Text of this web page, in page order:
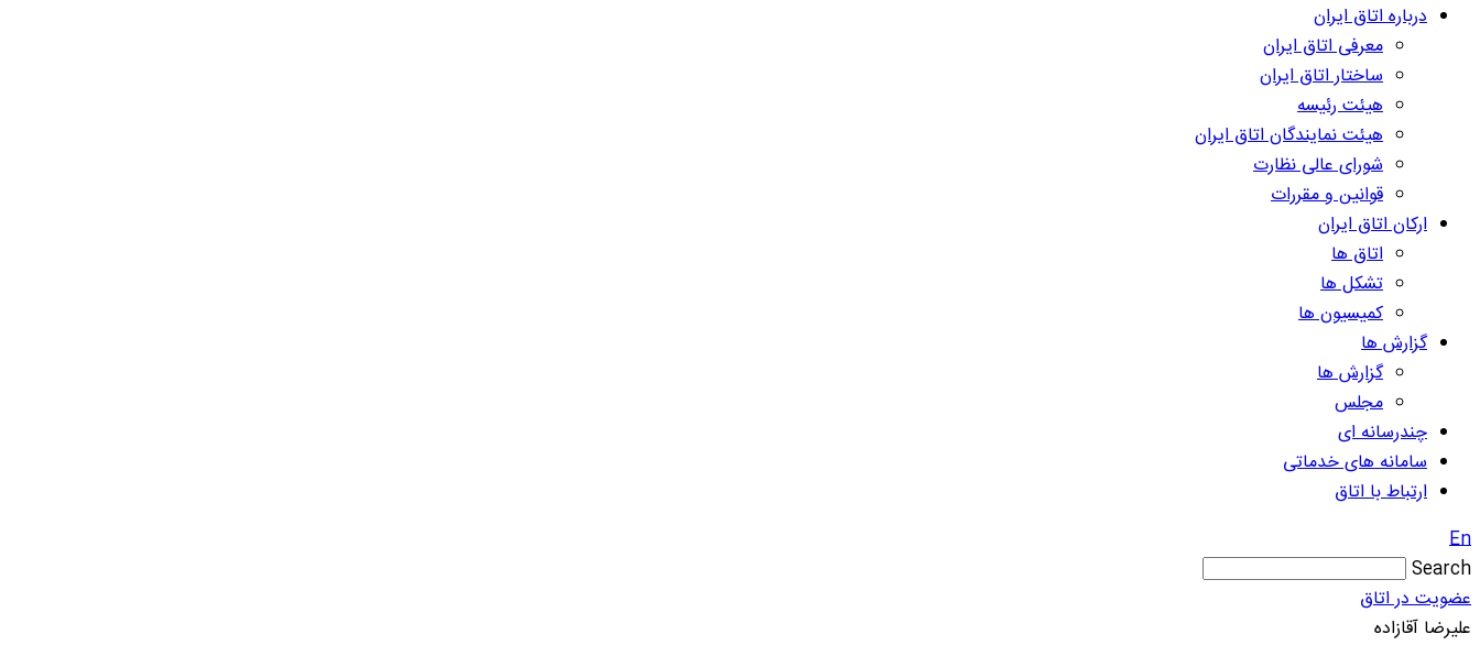
درباره اتاق ایران
معرفی اتاق ایران
ساختار اتاق ایران
هیئت رئیسه
هیئت نمایندگان اتاق ایران
شورای عالی نظارت
قوانین و مقررات
ارکان اتاق ایران
اتاق ها
تشکل ها
کمیسیون ها
گزارش ها
گزارش ها
مجلس
چندرسانه ای
سامانه های خدماتی
ارتباط با اتاق
En
Search
عضویت در اتاق
علیرضا آقازاده